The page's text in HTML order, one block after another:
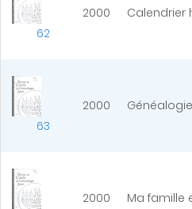
62
2000 Calendrier
63
2000
2000 Ma famille